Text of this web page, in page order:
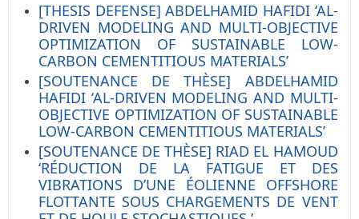
[THESIS DEFENSE] ABDELHAMID HAFIDI ‘AL-
DRIVEN MODELING AND MULTI-OBJECTIVE
OPTIMIZATION OF SUSTAINABLE LOW-
CARBON CEMENTITIOUS MATERIALS’
[SOUTENANCE DE THÈSE] ABDELHAMID
HAFIDI ‘AL-DRIVEN MODELING AND MULTI-
OBJECTIVE OPTIMIZATION OF SUSTAINABLE
LOW-CARBON CEMENTITIOUS MATERIALS’
[SOUTENANCE DE THÈSE] RIAD EL HAMOUD
‘RÉDUCTION DE LA FATIGUE ET DES
VIBRATIONS D’UNE ÉOLIENNE OFFSHORE
FLOTTANTE SOUS CHARGEMENTS DE VENT